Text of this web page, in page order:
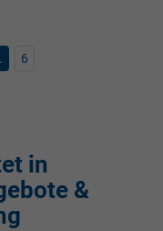
6
in
&